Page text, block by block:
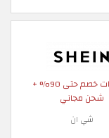
كوبونات خصم حتى 90% +
شحن مجاني
شي ان